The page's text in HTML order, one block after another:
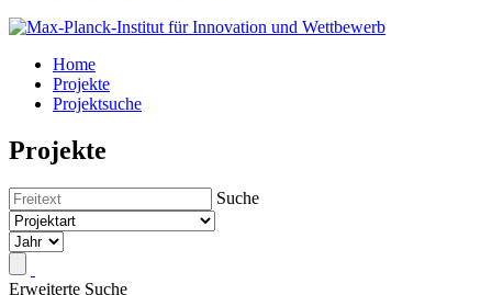
Home
Projekte
Projektsuche
Projekte
Suche
Erweiterte Suche